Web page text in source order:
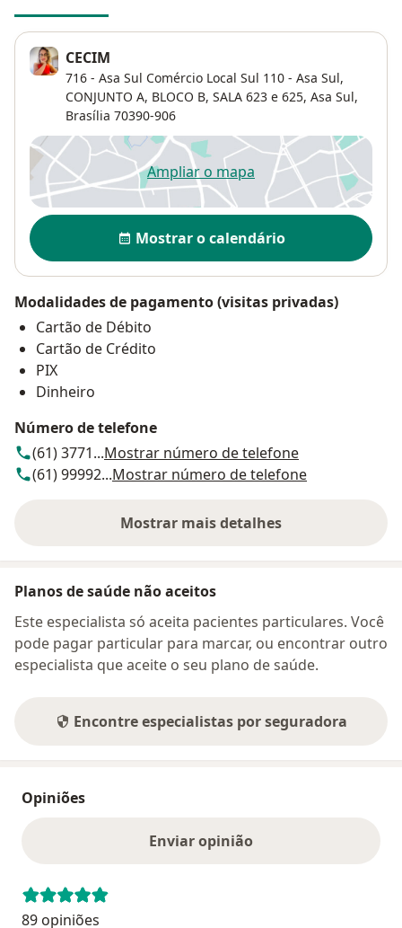
CECIM
716 - Asa Sul Comércio Local Sul 110 - Asa Sul,
CONJUNTO A, BLOCO B, SALA 623 e 625, Asa Sul,
Brasília 70390-906
Ampliar o mapaabre num novo separador
Disponibilidade
Mostrar o calendário
Modalidades de pagamento (visitas privadas)
Cartão de Débito
Cartão de Crédito
PIX
Dinheiro
Número de telefone
(61) 3771...Mostrar número de telefone
(61) 99992...Mostrar número de telefone
Mostrar mais detalhes
sobre o endereço
Planos de saúde não aceitos
Este especialista só aceita pacientes particulares. Você
pode pagar particular para marcar, ou encontrar outro
especialista que aceite o seu plano de saúde.
Encontre especialistas por seguradora
Opiniões
Enviar opinião
89 opiniões